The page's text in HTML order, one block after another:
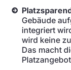
Gebäude
integriert
wird keine
Das macht